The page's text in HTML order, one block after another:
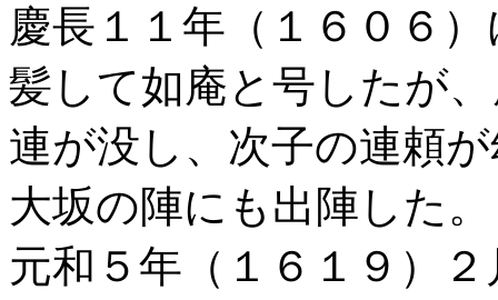
慶長１１年（１６０６
髪して如庵と号したが
連が没し、次子の連頼
大坂の陣にも出陣した。
元和５年（１６１９）